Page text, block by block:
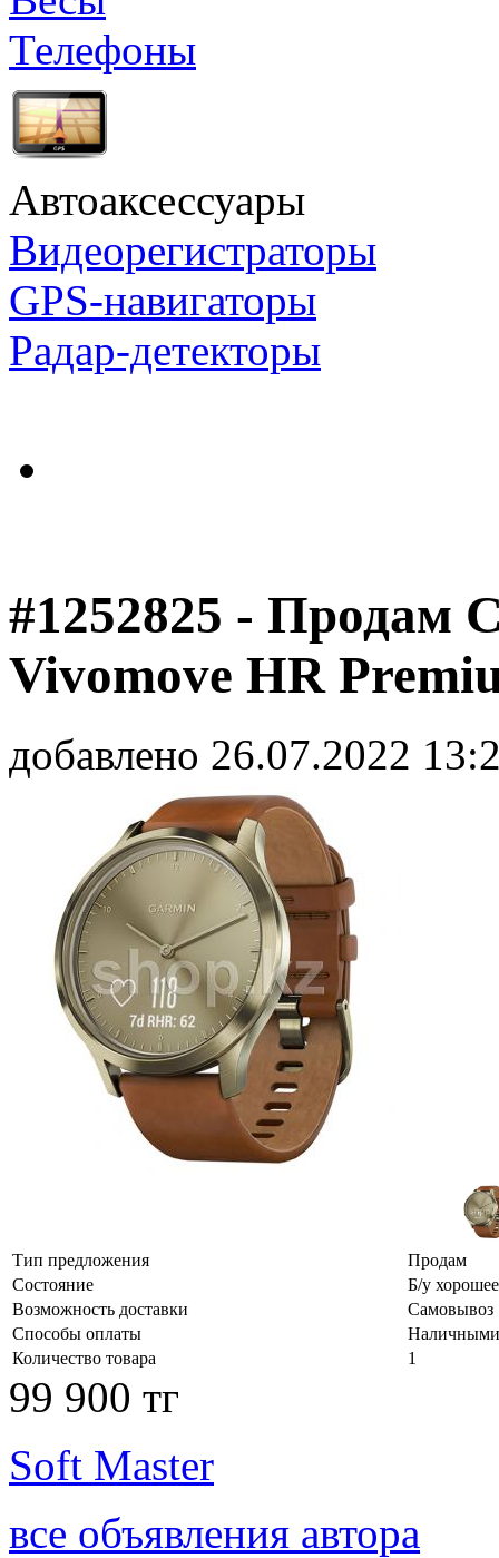
Телефоны
Автоаксессуары
Видеорегистраторы
GPS-навигаторы
Радар-детекторы
#1252825 - Продам
Vivomove HR
добавлено 26.07.2022
Тип предложения
Продам
Состояние
Б/у хорошее
Возможность доставки
Самовывоз
Способы оплаты
Количество товара
1
99 900 тг
Soft Master
все объявления автора